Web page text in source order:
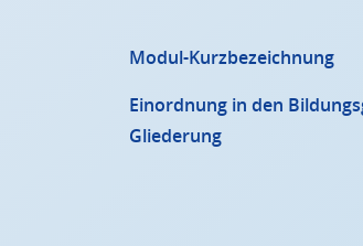
Modul-Kurzbezeichnung
Einordnung in den
Gliederung